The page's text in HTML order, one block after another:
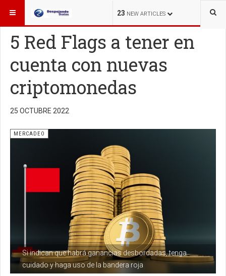
23 NEW ARTICLES
ESTÁ AQUÍ: MERCADEO
5 Red Flags a tener en
cuenta con nuevas
criptomonedas
25 OCTUBRE 2022
Si indican que habrá ganancias desbordadas, tenga
cuidado y haga uso de la bandera roja
MERCADEO